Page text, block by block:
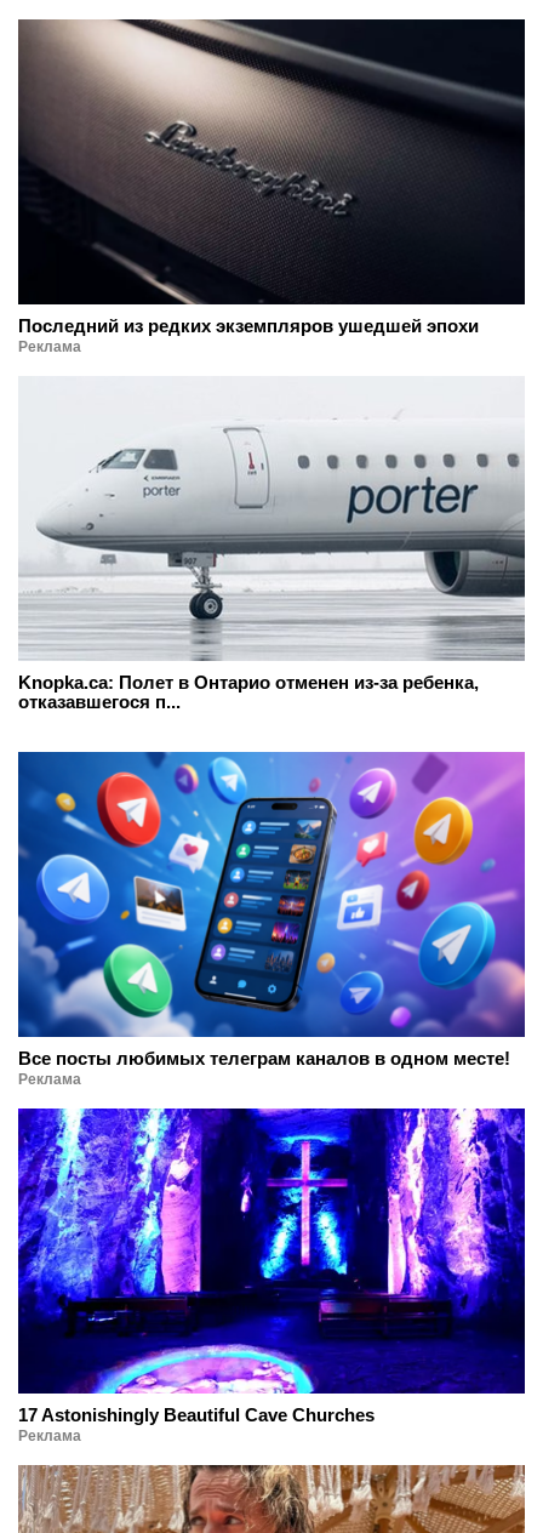
Последний из редких экземпляров ушедшей эпохи
Реклама
Knopka.ca: Полет в Онтарио отменен из-за ребенка,
отказавшегося п...
Все посты любимых телеграм каналов в одном месте!
Реклама
17 Astonishingly Beautiful Cave Churches
Реклама